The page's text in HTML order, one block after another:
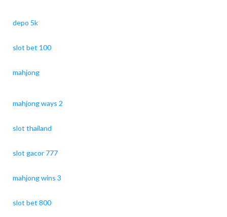
depo 5k
slot bet 100
mahjong
mahjong ways 2
slot thailand
slot gacor 777
mahjong wins 3
slot bet 800